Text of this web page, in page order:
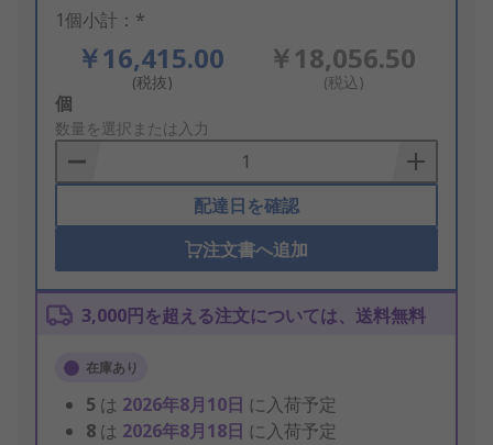
1個小計：*
￥16,415.00
(税抜)
￥18,056.50
(税込)
Add
to
Basket
個
数量を選択または入力
配達日を確認
注文書へ追加
3,000円を超える注文については、送料無料
在庫あり
5 は 2026年8月10日 に入荷予定
8 は 2026年8月18日 に入荷予定